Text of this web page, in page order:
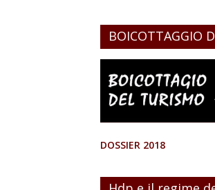
BOICOTTAGGIO
DOSSIER 2018